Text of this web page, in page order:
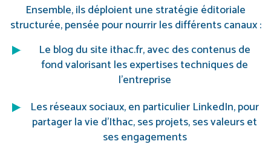
Ensemble, ils déploient une stratégie éditoriale
structurée, pensée pour nourrir les différents canaux :
Le blog du site ithac.fr, avec des contenus de
fond valorisant les expertises techniques de
l’entreprise
Les réseaux sociaux, en particulier LinkedIn, pour
partager la vie d’Ithac, ses projets, ses valeurs et
ses engagements